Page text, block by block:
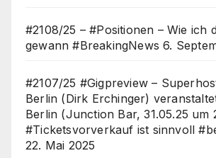
#2108/25 – #Positionen – Wie ich
gewann #BreakingNews 6.
#2107/25 #Gigpreview –
Berlin (Dirk Erchinger)
Berlin (Junction Bar, 31.05.25 um
#Ticketsvorverkauf ist sinnvoll
22. Mai 2025